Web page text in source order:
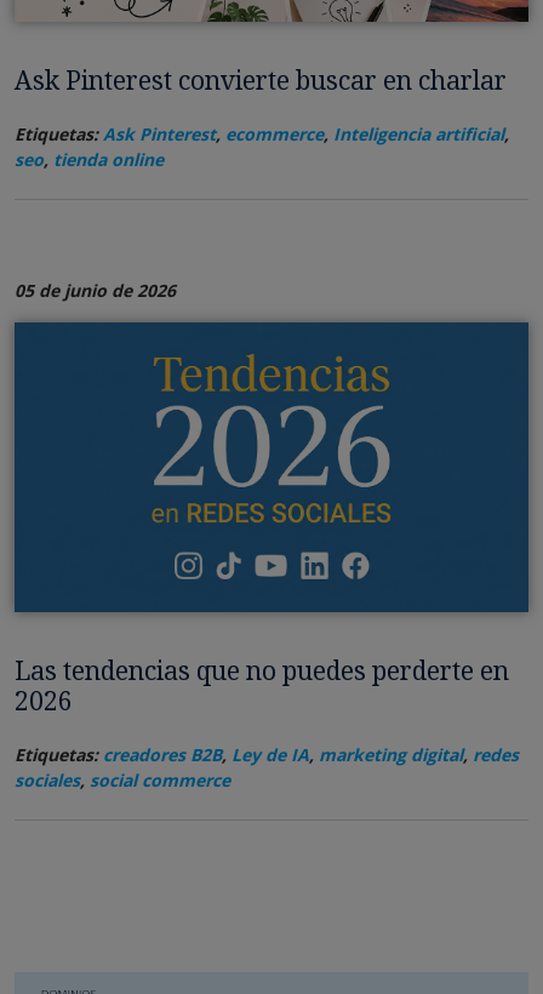
Ask Pinterest convierte buscar en charlar
Etiquetas:Ask Pinterest, ecommerce, Inteligencia artificial,
seo, tienda online
05 de junio de 2026
Las tendencias que no puedes perderte en
2026
Etiquetas: creadores B2B, Ley de IA, marketing digital, redes
sociales, social commerce